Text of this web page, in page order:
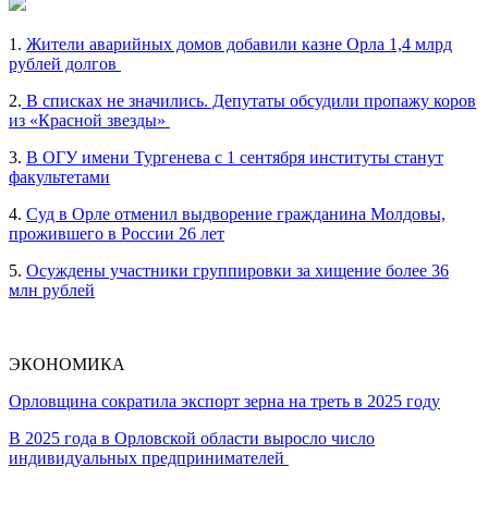
1. Жители аварийных домов добавили казне Орла 1,4 млрд
рублей долгов
2. В списках не значились. Депутаты обсудили пропажу коров
из «Красной звезды»
3. В ОГУ имени Тургенева с 1 сентября институты станут
факультетами
4. Суд в Орле отменил выдворение гражданина Молдовы,
прожившего в России 26 лет
5. Осуждены участники группировки за хищение более 36
млн рублей
ЭКОНОМИКА
Орловщина сократила экспорт зерна на треть в 2025 году
В 2025 года в Орловской области выросло число
индивидуальных предпринимателей